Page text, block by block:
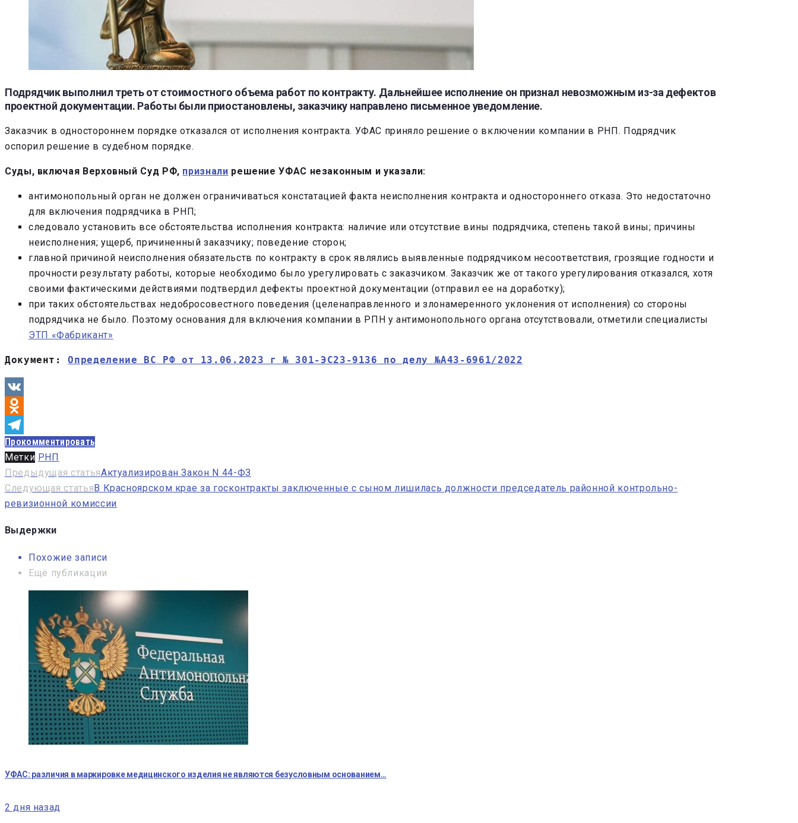
Подрядчик выполнил треть от стоимостного объема работ по контракту. Дальнейшее исполнение он признал невозможным из-за дефектов
проектной документации. Работы были приостановлены, заказчику направлено письменное уведомление.
Заказчик в одностороннем порядке отказался от исполнения контракта. УФАС приняло решение о включении компании в РНП. Подрядчик
оспорил решение в судебном порядке.
Суды, включая Верховный Суд РФ, признали решение УФАС незаконным и указали:
антимонопольный орган не должен ограничиваться констатацией факта неисполнения контракта и одностороннего отказа. Это недостаточно
для включения подрядчика в РНП;
следовало установить все обстоятельства исполнения контракта: наличие или отсутствие вины подрядчика, степень такой вины; причины
неисполнения; ущерб, причиненный заказчику; поведение сторон;
главной причиной неисполнения обязательств по контракту в срок являлись выявленные подрядчиком несоответствия, грозящие годности и
прочности результату работы, которые необходимо было урегулировать с заказчиком. Заказчик же от такого урегулирования отказался, хотя
своими фактическими действиями подтвердил дефекты проектной документации (отправил ее на доработку);
при таких обстоятельствах недобросовестного поведения (целенаправленного и злонамеренного уклонения от исполнения) со стороны
подрядчика не было. Поэтому основания для включения компании в РПН у антимонопольного органа отсутствовали, отметили специалисты
ЭТП «Фабрикант»
Документ: Определение ВС РФ от 13.06.2023 г № 301-ЭС23-9136 по делу №А43-6961/2022
VK
Odnoklassniki
Telegram
Прокомментировать
Метки РНП
Навигация
по
записям
Предыдущая статьяАктуализирован Закон N 44-ФЗ
Следующая статьяВ Красноярском крае за госконтракты заключенные с сыном лишилась должности председатель районной контрольно-
ревизионной комиссии
Выдержки
Похожие записи
Ещё публикации
УФАС: различия в маркировке медицинского изделия не являются безусловным основанием…
2 дня назад